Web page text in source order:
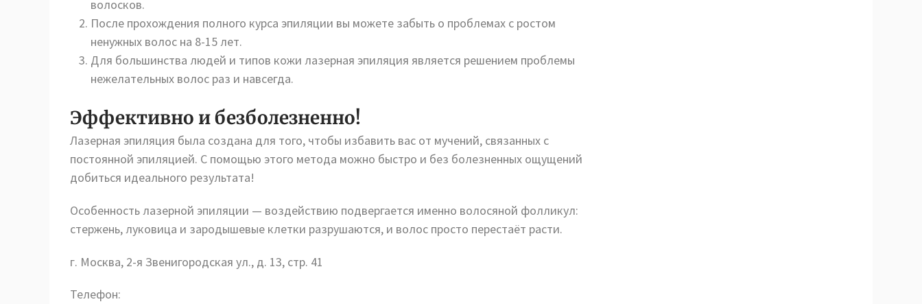
волосков.
После прохождения полного курса эпиляции вы можете забыть о проблемах с ростом
ненужных волос на 8-15 лет.
Для большинства людей и типов кожи лазерная эпиляция является решением проблемы
нежелательных волос раз и навсегда.
Эффективно и безболезненно!
Лазерная эпиляция была создана для того, чтобы избавить вас от мучений, связанных с
постоянной эпиляцией. С помощью этого метода можно быстро и без болезненных ощущений
добиться идеального результата!
Особенность лазерной эпиляции — воздействию подвергается именно волосяной фолликул:
стержень, луковица и зародышевые клетки разрушаются, и волос просто перестаёт расти.
г. Москва, 2-я Звенигородская ул., д. 13, стр. 41
Телефон: